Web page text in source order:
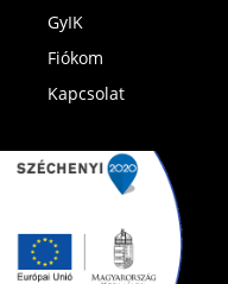
GyIK
Fiókom
Kapcsolat